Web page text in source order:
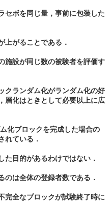
セボを同じ量，事前に包装した
上がることである．
施設が同じ数の被験者を評価す
クランダム化がランダム化の好
層化はときとして必要以上に広
化ブロックを完成した場合の
れている．
た目的があるわけではない．
のは全体の登録者数である．
完全なブロックが試験終了時に